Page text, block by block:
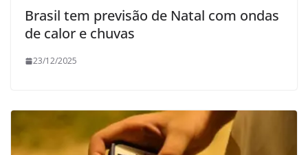
Brasil tem previsão de Natal com ondas
de calor e chuvas
23/12/2025